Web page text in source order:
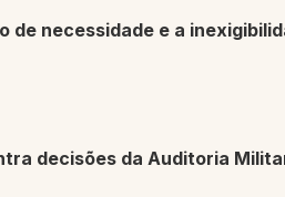
necessidade e a
decisões da Auditoria